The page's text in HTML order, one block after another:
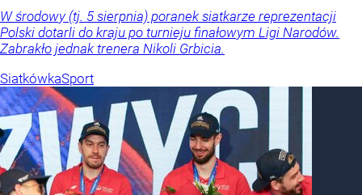
W środowy (tj. 5 sierpnia) poranek siatkarze reprezentacji
Polski dotarli do kraju po turnieju finałowym Ligi Narodów.
Zabrakło jednak trenera Nikoli Grbicia.
SiatkówkaSport